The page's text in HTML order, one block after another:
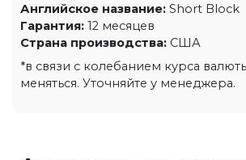
Английское название: Short Block
Гарантия: 12 месяцев
Страна производства: США
*в связи с колебанием курса
меняться. Уточняйте у менеджера.